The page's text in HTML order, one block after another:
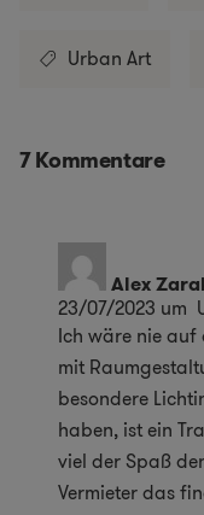
Urban Art
7 Kommentare
Alex
23/07/2023 um
Ich wäre nie auf
mit
besondere
haben, ist ein
viel der Spaß
Vermieter das